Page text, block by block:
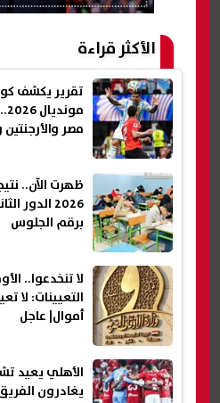
الأكثر قراءة
تقرير يكشف
مصر
ظهرت الآن..
2026
برقم الجلوس
لا تنخدعوا..
التعيينات: لا
أموال| عاجل
يغادرون